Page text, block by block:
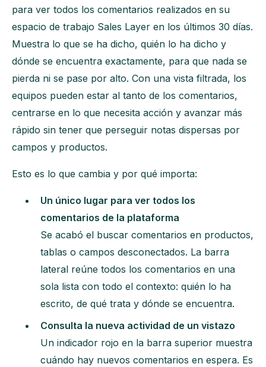
para ver todos los comentarios realizados en su
espacio de trabajo Sales Layer en los últimos 30 días.
Muestra lo que se ha dicho, quién lo ha dicho y
dónde se encuentra exactamente, para que nada se
pierda ni se pase por alto. Con una vista filtrada, los
equipos pueden estar al tanto de los comentarios,
centrarse en lo que necesita acción y avanzar más
rápido sin tener que perseguir notas dispersas por
campos y productos.
Esto es lo que cambia y por qué importa:
Un único lugar para ver todos los
comentarios de la plataforma
Se acabó el buscar comentarios en productos,
tablas o campos desconectados. La barra
lateral reúne todos los comentarios en una
sola lista con todo el contexto: quién lo ha
escrito, de qué trata y dónde se encuentra.
Consulta la nueva actividad de un vistazo
Un indicador rojo en la barra superior muestra
cuándo hay nuevos comentarios en espera. Es